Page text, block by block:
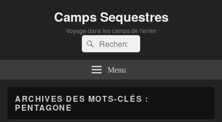
Camps Sequestres
Voyage dans les camps de l'enfer
Recherche :
Rechercher
Menu
ARCHIVES DES MOTS-CLÉS :
PENTAGONE